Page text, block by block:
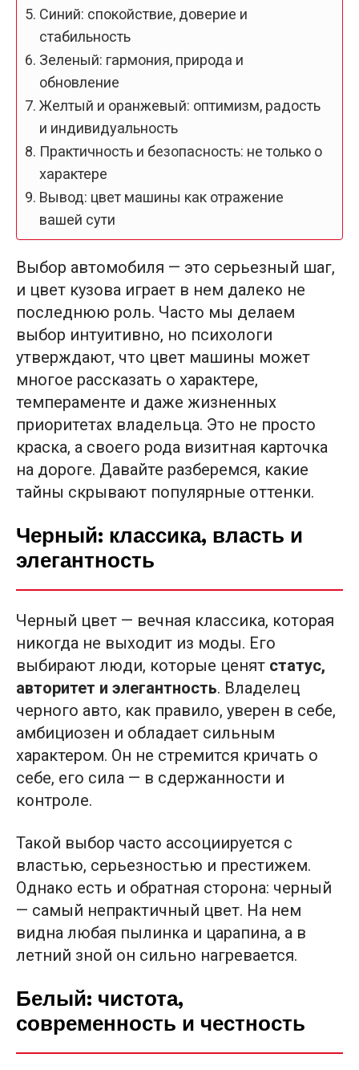
Синий: спокойствие, доверие и
стабильность
Зеленый: гармония, природа и
обновление
Желтый и оранжевый: оптимизм, радость
и индивидуальность
Практичность и безопасность: не только о
характере
Вывод: цвет машины как отражение
вашей сути
Выбор автомобиля — это серьезный шаг,
и цвет кузова играет в нем далеко не
последнюю роль. Часто мы делаем
выбор интуитивно, но психологи
утверждают, что цвет машины может
многое рассказать о характере,
темпераменте и даже жизненных
приоритетах владельца. Это не просто
краска, а своего рода визитная карточка
на дороге. Давайте разберемся, какие
тайны скрывают популярные оттенки.
Черный: классика, власть и
элегантность
Черный цвет — вечная классика, которая
никогда не выходит из моды. Его
выбирают люди, которые ценят статус,
авторитет и элегантность. Владелец
черного авто, как правило, уверен в себе,
амбициозен и обладает сильным
характером. Он не стремится кричать о
себе, его сила — в сдержанности и
контроле.
Такой выбор часто ассоциируется с
властью, серьезностью и престижем.
Однако есть и обратная сторона: черный
— самый непрактичный цвет. На нем
видна любая пылинка и царапина, а в
летний зной он сильно нагревается.
Белый: чистота,
современность и честность